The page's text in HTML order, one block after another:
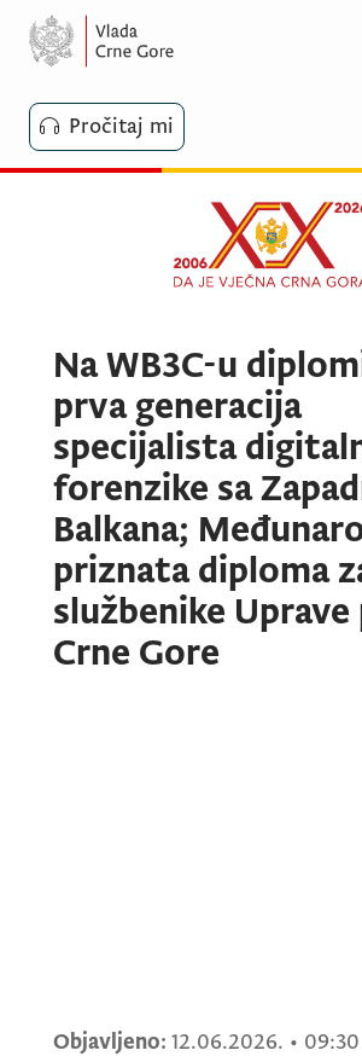
Pročitaj mi
Na WB3C-u
prva generacija
specijalista
forenzike sa
Balkana;
priznata diploma
službenike
Crne Gore
Objavljeno: 12.06.2026. • 09:30